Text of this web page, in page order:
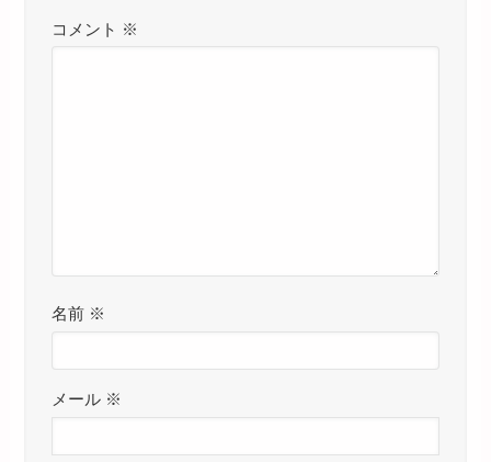
コメント ※
名前 ※
メール ※